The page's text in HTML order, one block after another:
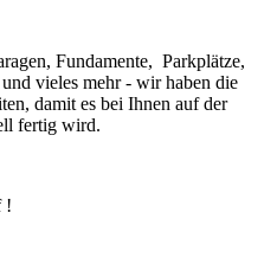
Fundamente, Parkplätze,
vieles mehr - wir haben die
damit es bei Ihnen auf der
fertig wird.
!